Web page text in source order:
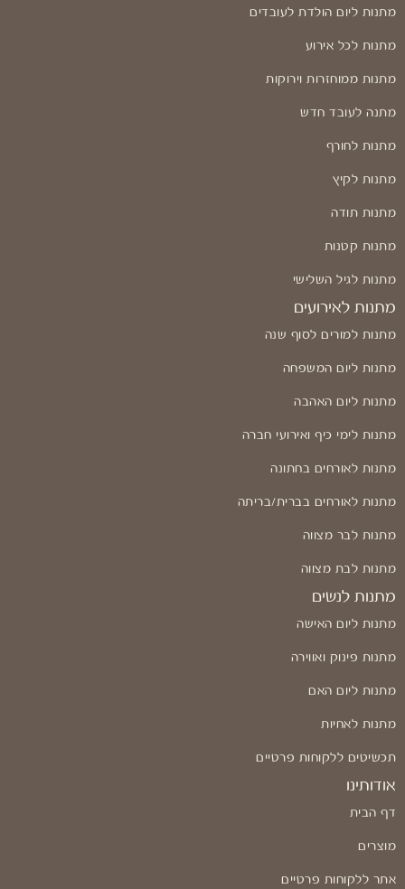
מתנות ליום הולדת לעובדים
מתנות לכל אירוע
מתנות ממוחזרות וירוקות
מתנה לעובד חדש
מתנות לחורף
מתנות לקיץ
מתנות תודה
מתנות קטנות
מתנות לגיל השלישי
מתנות לאירועים
מתנות למורים לסוף שנה
מתנות ליום המשפחה
מתנות ליום האהבה
מתנות לימי כיף ואירועי חברה
מתנות לאורחים בחתונה
מתנות לאורחים בברית/בריתה
מתנות לבר מצווה
מתנות לבת מצווה
מתנות לנשים
מתנות ליום האישה
מתנות פינוק ואווירה
מתנות ליום האם
מתנות לאחיות
תכשיטים ללקוחות פרטיים
אודותינו
דף הבית
מוצרים
אתר ללקוחות פרטיים